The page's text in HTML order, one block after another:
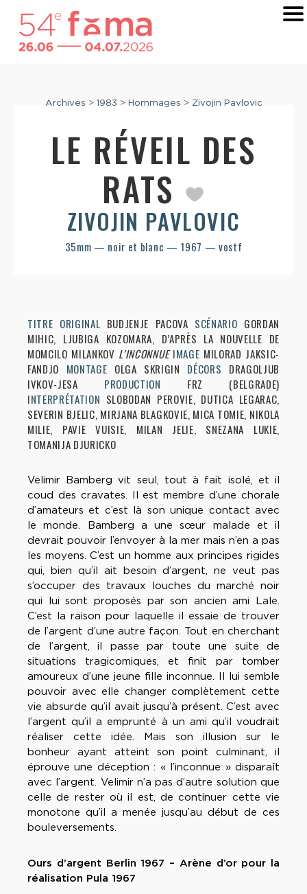
Archives > 1983 > Hommages > Zivojin Pavlovic
LE RÉVEIL DES
RATS
ZIVOJIN PAVLOVIC
35mm — noir et blanc — 1967 — vostf
TITRE ORIGINAL BUDJENJE PACOVA SCÉNARIO GORDAN
MIHIC, LJUBIGA KOZOMARA, D’APRÈS LA NOUVELLE DE
MOMCILO MILANKOV L’INCONNUE IMAGE MILORAD JAKSIC-
FANDJO MONTAGE OLGA SKRIGIN DÉCORS DRAGOLJUB
IVKOV-JESA PRODUCTION FRZ (BELGRADE)
INTERPRÉTATION SLOBODAN PEROVIE, DUTICA LEGARAC,
SEVERIN BJELIC, MIRJANA BLAGKOVIE, MICA TOMIE, NIKOLA
MILIE, PAVIE VUISIE, MILAN JELIE, SNEZANA LUKIE,
TOMANIJA DJURICKO
Velimir Bamberg vit seul, tout à fait isolé, et il
coud des cravates. Il est membre d’une chorale
d’amateurs et c’est là son unique contact avec
le monde. Bamberg a une sœur malade et il
devrait pouvoir l’envoyer à la mer mais n’en a pas
les moyens. C’est un homme aux principes rigides
qui, bien qu’il ait besoin d’argent, ne veut pas
s’occuper des travaux louches du marché noir
qui lui sont proposés par son ancien ami Lale.
C’est la raison pour laquelle il essaie de trouver
de l’argent d’une autre façon. Tout en cherchant
de l’argent, il passe par toute une suite de
situations tragicomiques, et finit par tomber
amoureux d’une jeune fille inconnue. Il lui semble
pouvoir avec elle changer complètement cette
vie absurde qu’il avait jusqu’à présent. C’est avec
l’argent qu’il a emprunté à un ami qu’il voudrait
réaliser cette idée. Mais son illusion sur le
bonheur ayant atteint son point culminant, il
éprouve une déception : « l’inconnue » disparaît
avec l’argent. Velimir n’a pas d’autre solution que
celle de rester où il est, de continuer cette vie
monotone qu’il a menée jusqu’au début de ces
bouleversements.
Ours d’argent Berlin 1967 – Arène d’or pour la
réalisation Pula 1967